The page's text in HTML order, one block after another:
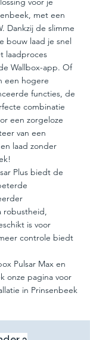
met een
Dankzij de slimme
bouw laad je snel
laadproces
Wallbox-app. Of
een hogere
functies, de
combinatie
een zorgeloze
van een
laad zonder
Plus biedt de
robustheid,
is voor
controle biedt
Pulsar Max en
onze pagina voor
in Prinsenbeek